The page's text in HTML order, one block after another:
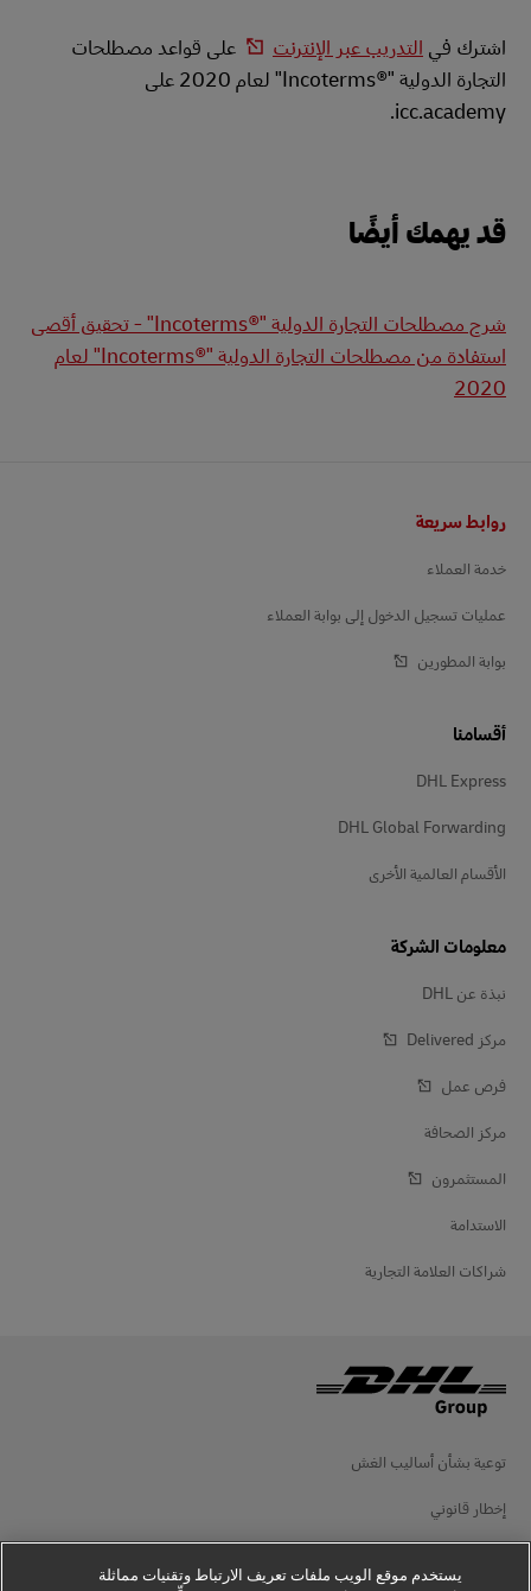
اشترك في التدريب عبر الإنترنت
على قواعد مصطلحات
التجارة الدولية "Incoterms®‎" لعام 2020 على
icc.academy.
قد يهمك أيضًا
شرح مصطلحات التجارة الدولية "Incoterms®‎" - تحقيق أقصى
استفادة من مصطلحات التجارة الدولية "Incoterms®‎" لعام
2020
روابط سريعة
خدمة العملاء
عمليات تسجيل الدخول إلى بوابة العملاء
بوابة المطورين
أقسامنا
DHL Express
DHL Global Forwarding
الأقسام العالمية الأخرى
معلومات الشركة
نبذة عن DHL
مركز Delivered‎
فرص عمل
مركز الصحافة
المستثمرون
الاستدامة
شراكات العلامة التجارية
توعية بشأن أساليب الغش
إخطار قانوني
يستخدم موقع الويب ملفات تعريف الارتباط وتقنيات مماثلة